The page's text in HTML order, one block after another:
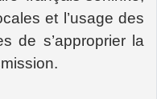
et l’usage des
de s’approprier la